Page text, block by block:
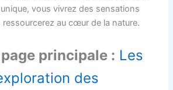
vous vivrez des sensations
au cœur de la nature.
principale : Les
des